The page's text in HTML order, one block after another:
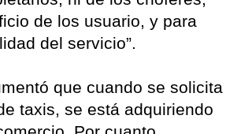
de los usuario, y para
del servicio”.
que cuando se solicita
taxis, se está adquiriendo